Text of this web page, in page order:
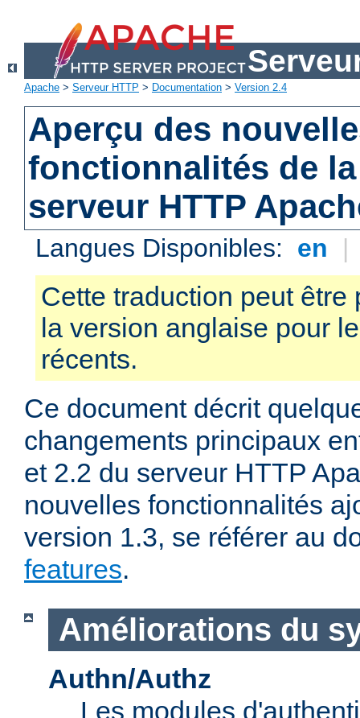
Apache > Serveur HTTP > Documentation > Version 2.4
Aperçu des
fonctionnalités de
serveur HTTP
Langues Disponibles: en |
Cette traduction peut être
la version anglaise pour
récents.
Ce document décrit
changements principaux
et 2.2 du serveur HTTP
nouvelles fonctionnalités
version 1.3, se référer au
features.
Améliorations du
Authn/Authz
Les modules